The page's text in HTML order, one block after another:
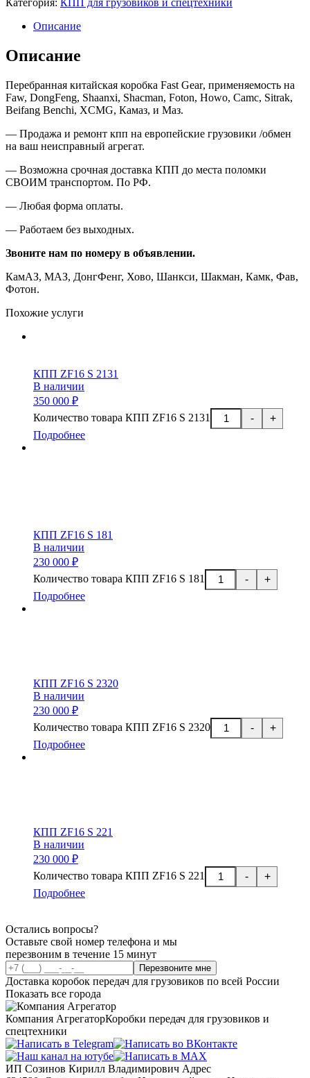
Категория: КПП для грузовиков и спецтехники
Описание
Описание
Перебранная китайская коробка Fast Gear, применяемость на
Faw, DongFeng, Shaanxi, Shacman, Foton, Howo, Camc, Sitrak,
Beifang Benchi, XCMG, Камаз, и Маз.
— Продажа и ремонт кпп на европейские грузовики /обмен
на ваш неисправный агрегат.
— Возможна срочная доставка КПП до места поломки
СВОИМ транспортом. По РФ.
— Любая форма оплаты.
— Работаем без выходных.
Звоните нам по номеру в объявлении.
КамАЗ, МАЗ, ДонгФенг, Хово, Шанкси, Шакман, Камк, Фав,
Фотон.
Похожие услуги
КПП ZF16 S 2131
В наличии
350 000 ₽
-
Количество товара КПП ZF16 S 2131
+
Подробнее
КПП ZF16 S 181
В наличии
230 000 ₽
-
Количество товара КПП ZF16 S 181
+
Подробнее
КПП ZF16 S 2320
В наличии
230 000 ₽
-
Количество товара КПП ZF16 S 2320
+
Подробнее
КПП ZF16 S 221
В наличии
230 000 ₽
-
Количество товара КПП ZF16 S 221
+
Подробнее
Остались вопросы?
Оставьте свой номер телефона и мы
перезвоним в течение 15 минут
Перезвоните мне
Доставка коробок передач для грузовиков по всей России
Показать все города
Компания АгрегаторКоробки передач для грузовиков и
спецтехники
ИП Созинов Кирилл Владимирович Адрес